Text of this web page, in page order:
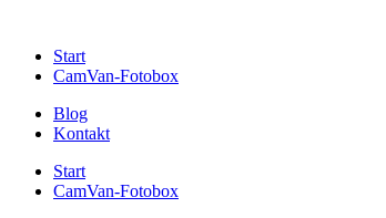
Start
CamVan-Fotobox
Blog
Kontakt
Start
CamVan-Fotobox